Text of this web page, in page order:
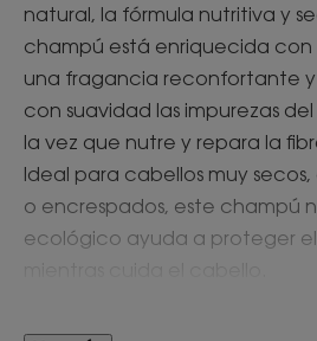
natural, la fórmula nutritiva y
champú está enriquecida con
una fragancia reconfortante
con suavidad las impurezas
la vez que nutre y repara la
Ideal para cabellos muy
o encrespados, este champú
ecológico ayuda a proteger